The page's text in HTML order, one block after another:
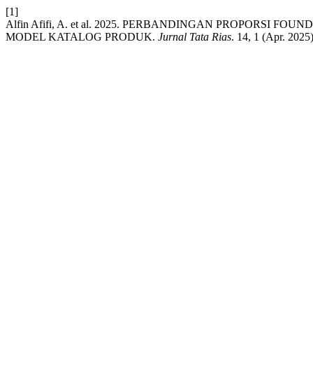
[1]
Alfin Afifi, A. et al. 2025. PERBANDINGAN PROPORSI
MODEL KATALOG PRODUK. Jurnal Tata Rias. 14, 1 (Apr.